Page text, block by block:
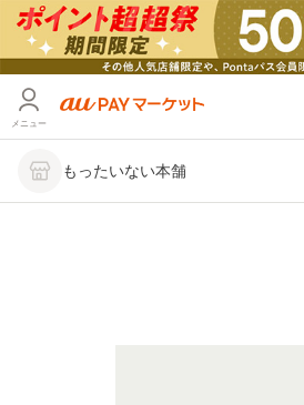
メニュー
もったいない本舗